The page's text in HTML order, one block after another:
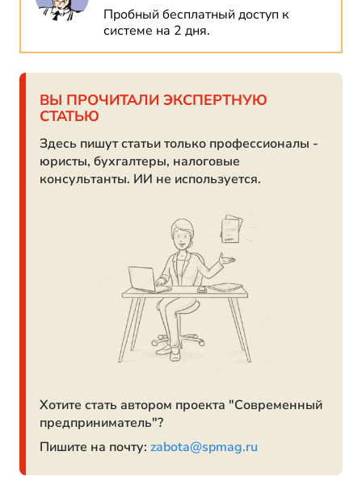
Пробный бесплатный доступ к
системе на 2 дня.
ВЫ ПРОЧИТАЛИ ЭКСПЕРТНУЮ
СТАТЬЮ
Здесь пишут статьи только профессионалы -
юристы, бухгалтеры, налоговые
консультанты. ИИ не используется.
Хотите стать автором проекта "Современный
предприниматель"?
Пишите на почту: zabota@spmag.ru